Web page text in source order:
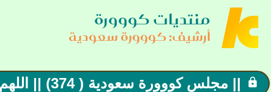
منتديات كووورة
أرشيف: كووورة سعودية
 || مجلس كووورة سعودية ( 374) || اللهم احفظ المسجد الاقصى المبارك من كل شر